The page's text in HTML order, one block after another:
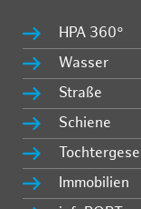
HPA 360°
Wasser
Straße
Schiene
Immobilien